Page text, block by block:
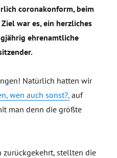
coronakonform, beim
war es, ein herzliches
ehrenamtliche
Natürlich hatten wir
wen auch sonst?, auf
man denn die größte
zurückgekehrt, stellten die